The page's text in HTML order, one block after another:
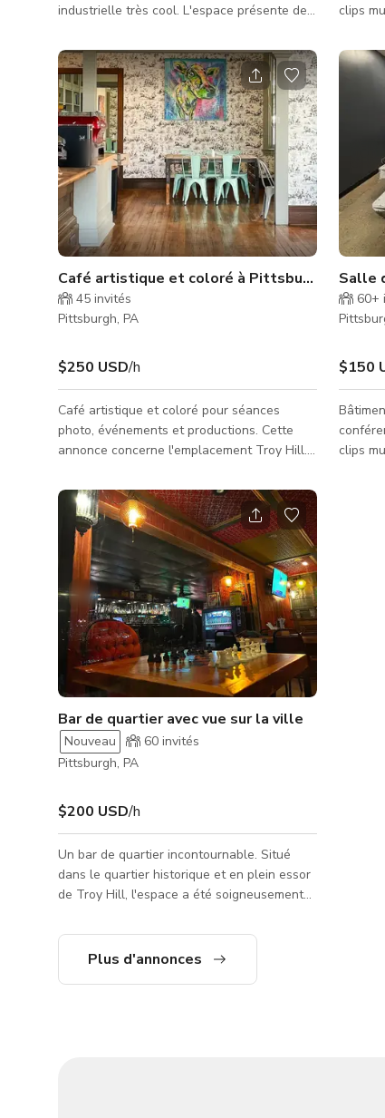
industrielle très cool. L'espace présente des
main par le propriétaire, John Walter d'Iron
Eden. Toutes les pièces sont construites à
partir d'acier récupéré de Pittsburgh (pièces
de ponts récupérées, reliques rivetées et
autres artefacts en fer). Le lieu offre une
incroyable table à manger commune de 18
pieds, un beau bar, de nombreuses tables
hautes et une g
clips
dans
des
Café artistique et coloré à Pittsburgh
45 invités
Pittsburgh, PA
$250 USD/h
Café artistique et coloré pour séances
photo, événements et productions. Cette
annonce concerne l'emplacement Troy Hill.
tous les autres jours, à partir de 15h.
Capacité de 50 personnes.
Salle
60+
$150
clips
Bar de quartier avec vue sur la ville
Nouveau 60 invités
Pittsburgh, PA
$200 USD/h
Un bar de quartier incontournable. Situé
dans le quartier historique et en plein essor
de Troy Hill, l'espace a été soigneusement
authentique (mais "élevée") de bar
populaire. Notre bar offre une vue sur la
Plus d'annonces